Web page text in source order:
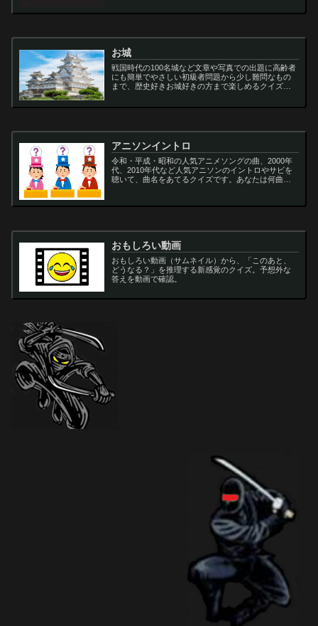
サ...
お城
戦国時代の100名城など文章や写真での出題に高齢者
にも簡単でやさしい初級者問題から少し難問なもの
まで、歴史好きお城好きの方まで楽しめるクイズで
アニソンイントロ
令和・平成・昭和の人気アニメソングの曲、2000年
代、2010年代など人気アニソンのイントロやサビを
聴いて、曲名をあてるクイズです。あなたは何曲わ
おもしろい動画
おもしろい動画（サムネイル）から、「このあと、
どうなる？」を推理する新感覚のクイズ。予想外な
答えを動画で確認。